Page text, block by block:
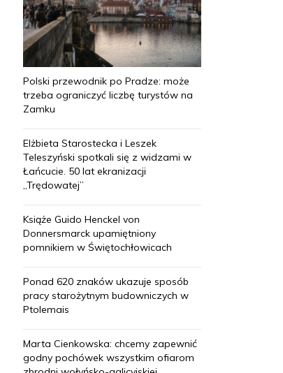
Polski przewodnik po Pradze: może
trzeba ograniczyć liczbę turystów na
Zamku
Elżbieta Starostecka i Leszek
Teleszyński spotkali się z widzami w
Łańcucie. 50 lat ekranizacji
„Trędowatej”
Książe Guido Henckel von
Donnersmarck upamiętniony
pomnikiem w Świętochłowicach
Ponad 620 znaków ukazuje sposób
pracy starożytnym budowniczych w
Ptolemais
Marta Cienkowska: chcemy zapewnić
godny pochówek wszystkim ofiarom